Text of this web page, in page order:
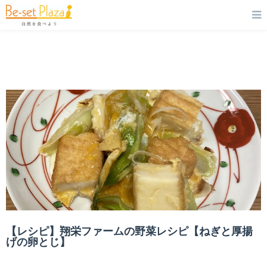
【レシピ】翔栄ファームの野菜レシピ【ねぎと厚揚
げの卵とじ】